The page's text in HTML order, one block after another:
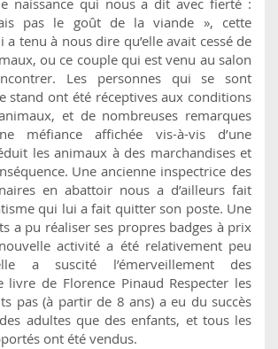
naissance qui nous a dit avec fierté :
pas le goût de la viande », cette
a tenu à nous dire qu’elle avait cessé de
ou ce couple qui est venu au salon
Les personnes qui se sont
stand ont été réceptives aux conditions
et de nombreuses remarques
méfiance affichée vis-à-vis d’une
les animaux à des marchandises et
Une ancienne inspectrice des
en abattoir nous a d’ailleurs fait
qui lui a fait quitter son poste. Une
a pu réaliser ses propres badges à prix
activité a été relativement peu
a suscité l’émerveillement des
livre de Florence Pinaud Respecter les
pas (à partir de 8 ans) a eu du succès
adultes que des enfants, et tous les
ont été vendus.